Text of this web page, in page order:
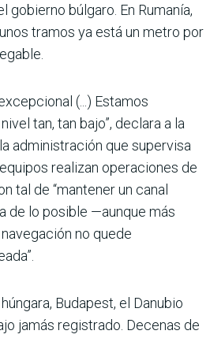
gobierno búlgaro. En Rumanía,
tramos ya está un metro por
(...) Estamos
tan, tan bajo”, declara a la
administración que supervisa
realizan operaciones de
tal de “mantener un canal
de lo posible —aunque más
no quede
Budapest, el Danubio
jamás registrado. Decenas de